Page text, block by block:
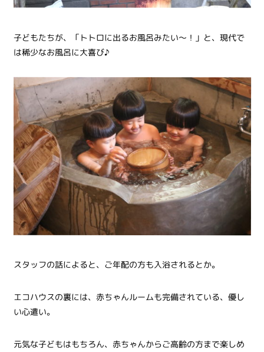
子どもたちが、「トトロに出るお風呂みたい〜！」と、現代で
は稀少なお風呂に大喜び♪
スタッフの話によると、ご年配の方も入浴されるとか。
エコハウスの裏には、赤ちゃんルームも完備されている、優し
い心遣い。
元気な子どもはもちろん、赤ちゃんからご高齢の方まで楽しめ